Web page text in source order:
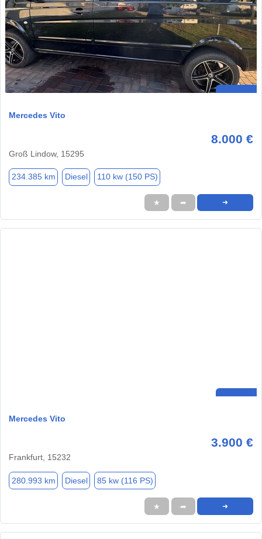
Mercedes Vito
8.000 €
Groß Lindow, 15295
234.385 km Diesel 110 kw (150 PS)
★ ➦ ➜
Mercedes Vito
3.900 €
Frankfurt, 15232
280.993 km Diesel 85 kw (116 PS)
★ ➦ ➜